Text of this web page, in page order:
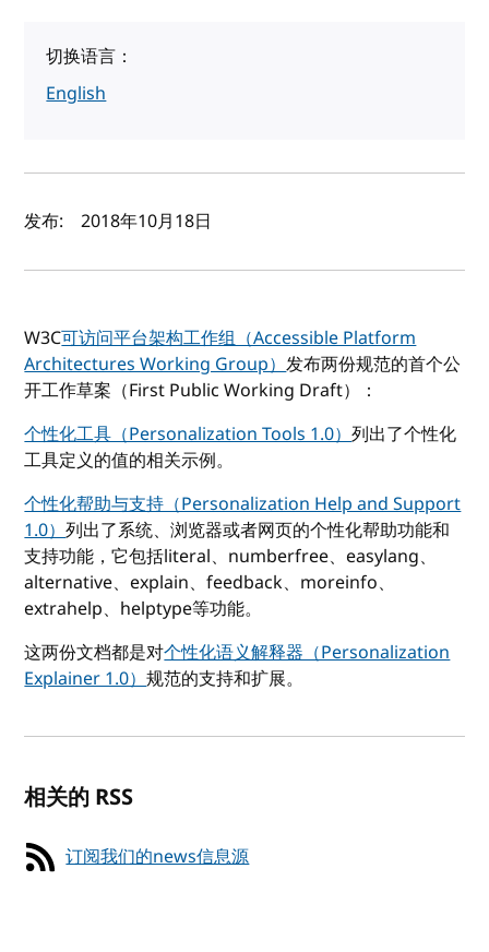
切换语言：
English
作者及发布日期
发布: 2018年10月18日
W3C可访问平台架构工作组（Accessible Platform
Architectures Working Group）发布两份规范的首个公
开工作草案（First Public Working Draft）：
个性化工具（Personalization Tools 1.0）列出了个性化
工具定义的值的相关示例。
个性化帮助与支持（Personalization Help and Support
1.0）列出了系统、浏览器或者网页的个性化帮助功能和
支持功能，它包括literal、numberfree、easylang、
alternative、explain、feedback、moreinfo、
extrahelp、helptype等功能。
这两份文档都是对个性化语义解释器（Personalization
Explainer 1.0）规范的支持和扩展。
相关的 RSS
订阅我们的news信息源